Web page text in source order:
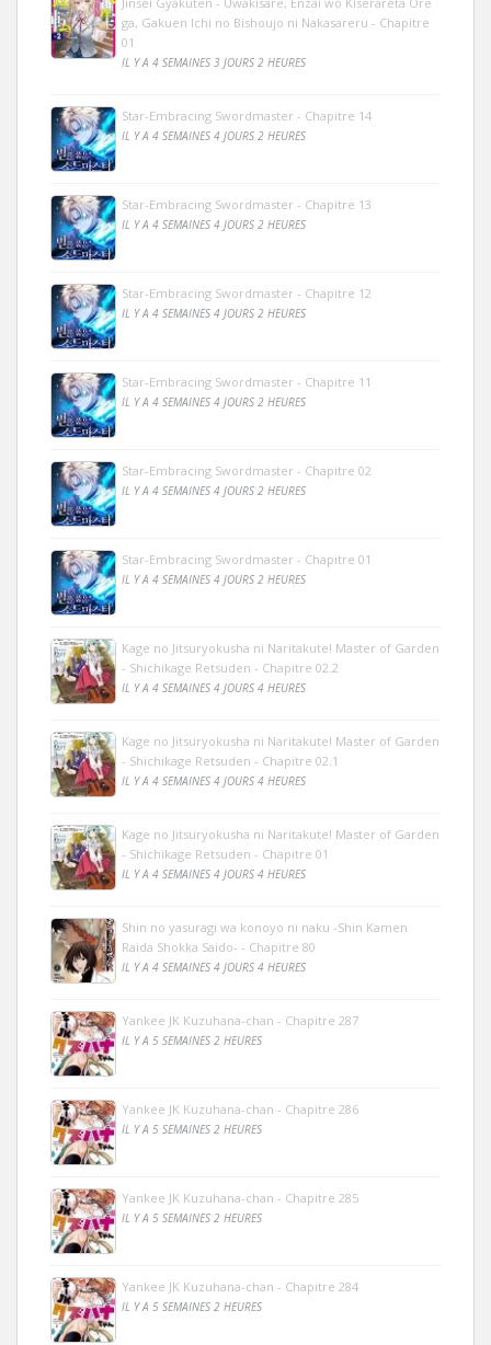
ga, Gakuen Ichi no Bishoujo ni Nakasareru - Chapitre
01
IL Y A 4 SEMAINES 3 JOURS 2 HEURES
Star-Embracing Swordmaster - Chapitre 14
IL Y A 4 SEMAINES 4 JOURS 2 HEURES
Star-Embracing Swordmaster - Chapitre 13
IL Y A 4 SEMAINES 4 JOURS 2 HEURES
Star-Embracing Swordmaster - Chapitre 12
IL Y A 4 SEMAINES 4 JOURS 2 HEURES
Star-Embracing Swordmaster - Chapitre 11
IL Y A 4 SEMAINES 4 JOURS 2 HEURES
Star-Embracing Swordmaster - Chapitre 02
IL Y A 4 SEMAINES 4 JOURS 2 HEURES
Star-Embracing Swordmaster - Chapitre 01
IL Y A 4 SEMAINES 4 JOURS 2 HEURES
Kage no Jitsuryokusha ni Naritakute! Master of Garden
- Shichikage Retsuden - Chapitre 02.2
IL Y A 4 SEMAINES 4 JOURS 4 HEURES
Kage no Jitsuryokusha ni Naritakute! Master of Garden
- Shichikage Retsuden - Chapitre 02.1
IL Y A 4 SEMAINES 4 JOURS 4 HEURES
Kage no Jitsuryokusha ni Naritakute! Master of Garden
- Shichikage Retsuden - Chapitre 01
IL Y A 4 SEMAINES 4 JOURS 4 HEURES
Shin no yasuragi wa konoyo ni naku -Shin Kamen
Raida Shokka Saido- - Chapitre 80
IL Y A 4 SEMAINES 4 JOURS 4 HEURES
Yankee JK Kuzuhana-chan - Chapitre 287
IL Y A 5 SEMAINES 2 HEURES
Yankee JK Kuzuhana-chan - Chapitre 286
IL Y A 5 SEMAINES 2 HEURES
Yankee JK Kuzuhana-chan - Chapitre 285
IL Y A 5 SEMAINES 2 HEURES
Yankee JK Kuzuhana-chan - Chapitre 284
IL Y A 5 SEMAINES 2 HEURES